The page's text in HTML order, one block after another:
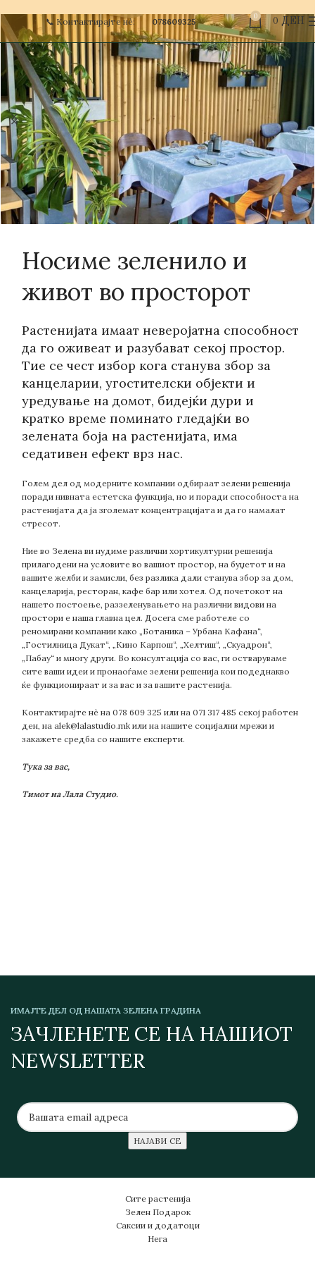
📞 Контактирајте нè: 078609325 0
0 ДЕН
Носиме зеленило и
живот во просторот
Растенијата имаат неверојатна способност
да го оживеат и разубават секој простор.
Тие се чест избор кога станува збор за
канцеларии, угостителски објекти и
уредување на домот, бидејќи дури и
кратко време поминато гледајќи во
зелената боја на растенијата, има
седативен ефект врз нас.
Голем дел од модерните компании одбираат зелени решенија
поради нивната естетска функција, но и поради способноста на
растенијата да ја зголемат концентрацијата и да го намалат
стресот.
Ние во Зелена ви нудиме различни хортикултурни решенија
прилагодени на условите во вашиот простор, на буџетот и на
вашите желби и замисли, без разлика дали станува збор за дом,
канцеларија, ресторан, кафе бар или хотел. Од почетокот на
нашето постоење, раззеленувањето на различни видови на
простори е наша главна цел. Досега сме работеле со
реномирани компании како „Ботаника – Урбана Кафана“,
„Гостилница Дукат“, „Кино Карпош“, „Хелтиш“, „Скуадрон“,
„Пабау“ и многу други. Во консултација со вас, ги остваруваме
сите ваши идеи и пронаоѓаме зелени решенија кои подеднакво
ќе функционираат и за вас и за вашите растенија.
Контактирајте нè на 078 609 325 или на 071 317 485 секој работен
ден, на alek@lalastudio.mk или на нашите социјални мрежи и
закажете средба со нашите експерти.
Тука за вас,
Тимот на Лала Студио.
ИМАЈТЕ ДЕЛ ОД НАШАТА ЗЕЛЕНА ГРАДИНА
ЗАЧЛЕНЕТЕ СЕ НА НАШИОТ
NEWSLETTER
Сите растенија
Зелен Подарок
Саксии и додатоци
Нега